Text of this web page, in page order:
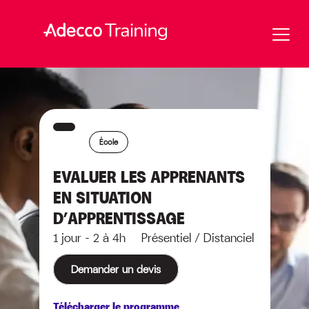
École
EVALUER LES APPRENANTS
EN SITUATION
D’APPRENTISSAGE
1 jour - 2 à 4h Présentiel / Distanciel
Demander un devis